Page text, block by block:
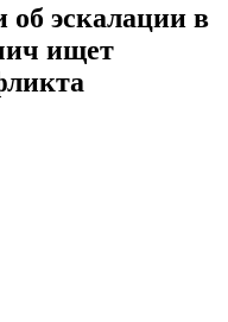
об эскалации в
ищет